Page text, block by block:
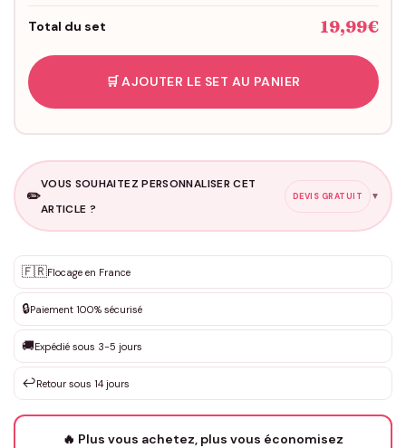
Total du set 19,99€
🛒 AJOUTER LE SET AU PANIER
✏️
VOUS SOUHAITEZ PERSONNALISER CET
ARTICLE ?
DEVIS GRATUIT ▼
✨ Personnalisation sur mesure
DEVIS GRATUIT · Personnalisation de 3 à 10€ selon la demande
Que souhaitez-vous ?*
Votre texte / idée*
🇫🇷Flocage en France
🔒Paiement 100% sécurisé
🚚Expédié sous 3-5 jours
↩️Retour sous 14 jours
🔥 Plus vous achetez, plus vous économisez